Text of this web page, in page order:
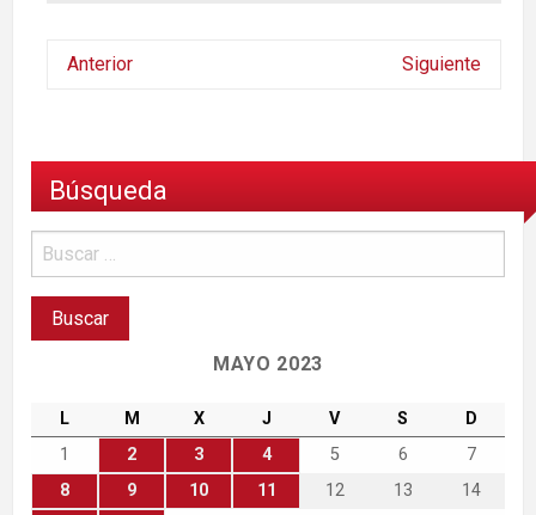
Anterior Siguiente
Búsqueda
MAYO 2023
L M X J V S
D
1
2 3 4 5 6
7
8
9 10 11 12 13
14